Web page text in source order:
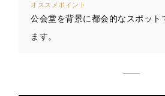
オススメポイント
公会堂を背景に都会的なスポット
ます。